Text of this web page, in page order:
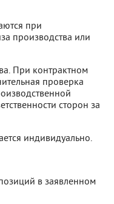
при
производства или
При контрактном
проверка
сторон за
индивидуально.
в заявленном